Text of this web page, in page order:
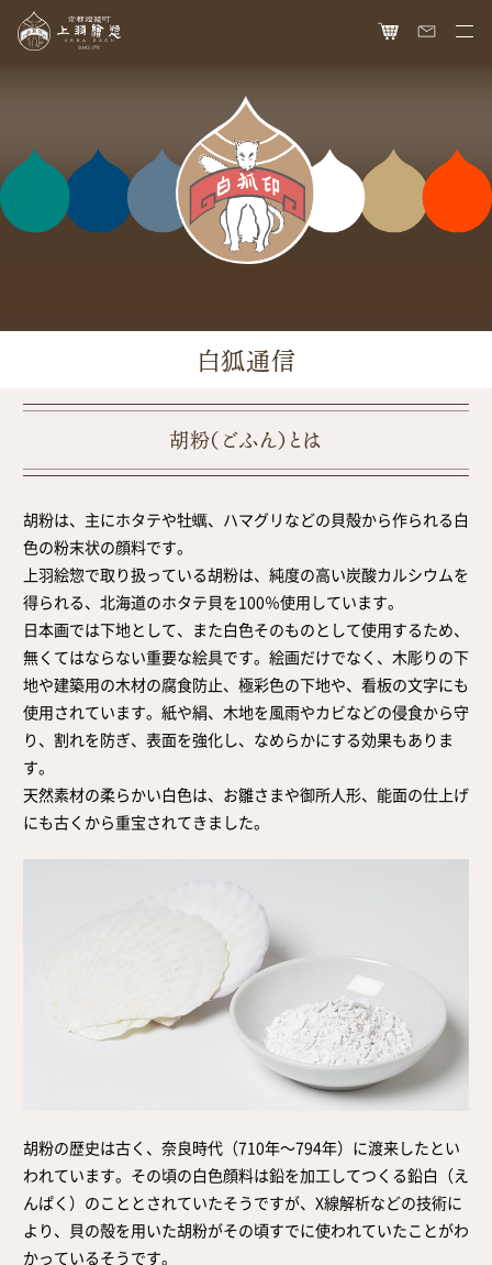
商品ラインナップ
胡粉ネイル
胡粉石鹸
爪美容液
お知らせ
ねいる図案帖
白狐通信
上羽絵惣について
想い
歴史
サイト規約
サイトマップ
白狐通信
胡粉（ごふん）とは
胡粉は、主にホタテや牡蠣、ハマグリなどの貝殻から作られる白
色の粉末状の顔料です。
上羽絵惣で取り扱っている胡粉は、純度の高い炭酸カルシウムを
得られる、北海道のホタテ貝を100％使用しています。
日本画では下地として、また白色そのものとして使用するため、
無くてはならない重要な絵具です。絵画だけでなく、木彫りの下
地や建築用の木材の腐食防止、極彩色の下地や、看板の文字にも
使用されています。紙や絹、木地を風雨やカビなどの侵食から守
り、割れを防ぎ、表面を強化し、なめらかにする効果もありま
す。
天然素材の柔らかい白色は、お雛さまや御所人形、能面の仕上げ
にも古くから重宝されてきました。
胡粉の歴史は古く、奈良時代（710年～794年）に渡来したとい
われています。その頃の白色顔料は鉛を加工してつくる鉛白（え
んぱく）のこととされていたそうですが、X線解析などの技術に
より、貝の殻を用いた胡粉がその頃すでに使われていたことがわ
かっているそうです。